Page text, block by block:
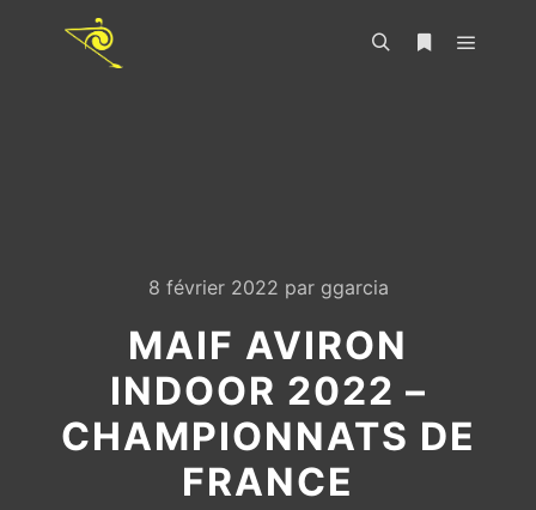
8 février 2022 par ggarcia
MAIF AVIRON
INDOOR 2022 –
CHAMPIONNATS DE
FRANCE